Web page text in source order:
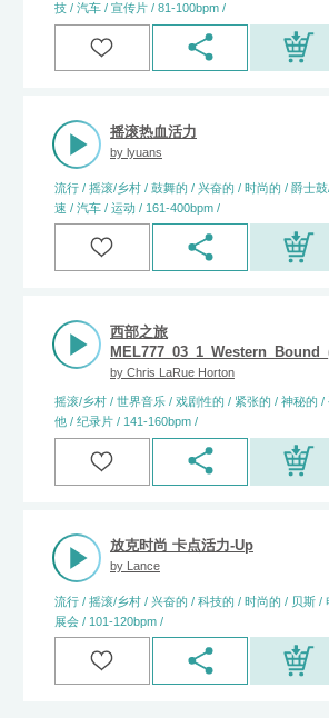
技 / 汽车 / 宣传片 / 81-100bpm /
摇滚热血活力
by lyuans
流行 / 摇滚/乡村 / 鼓舞的 / 兴奋的 / 时尚的 / 爵士
速 / 汽车 / 运动 / 161-400bpm /
西部之旅
by Chris LaRue Horton
摇滚/乡村 / 世界音乐 / 戏剧性的 / 紧张的 / 神秘的
他 / 纪录片 / 141-160bpm /
放克时尚 卡点活力-Up
by Lance
流行 / 摇滚/乡村 / 兴奋的 / 科技的 / 时尚的 / 贝斯 /
展会 / 101-120bpm /